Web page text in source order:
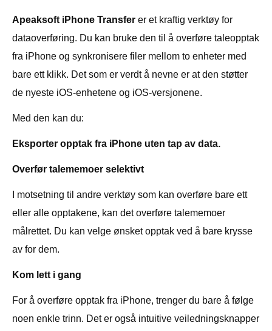
Apeaksoft iPhone Transfer er et kraftig verktøy for
dataoverføring. Du kan bruke den til å overføre taleopptak
fra iPhone og synkronisere filer mellom to enheter med
bare ett klikk. Det som er verdt å nevne er at den støtter
de nyeste iOS-enhetene og iOS-versjonene.
Med den kan du:
Eksporter opptak fra iPhone uten tap av data.
Overfør talememoer selektivt
I motsetning til andre verktøy som kan overføre bare ett
eller alle opptakene, kan det overføre talememoer
målrettet. Du kan velge ønsket opptak ved å bare krysse
av for dem.
Kom lett i gang
For å overføre opptak fra iPhone, trenger du bare å følge
noen enkle trinn. Det er også intuitive veiledningsknapper